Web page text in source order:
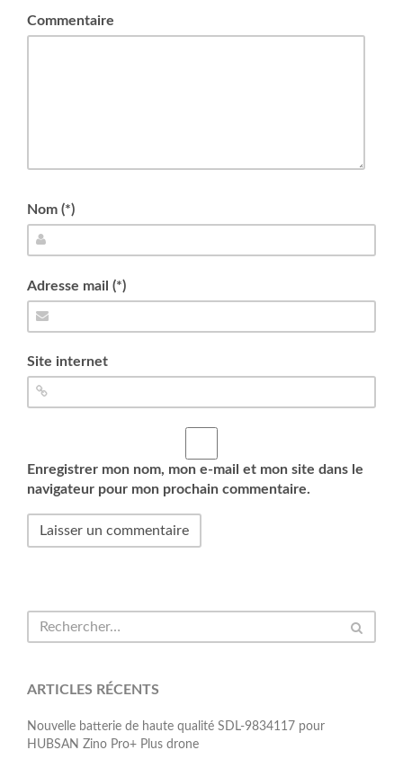
Commentaire
Nom (*)
Adresse mail (*)
Site internet
Enregistrer mon nom, mon e-mail et mon site dans le
navigateur pour mon prochain commentaire.
ARTICLES RÉCENTS
Nouvelle batterie de haute qualité SDL-9834117 pour
HUBSAN Zino Pro+ Plus drone